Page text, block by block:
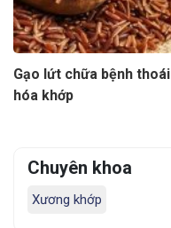
Gạo lứt chữa bệnh thoái
hóa khớp
Chuyên khoa
Xương khớp